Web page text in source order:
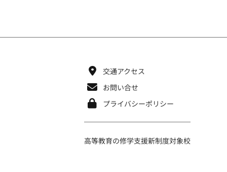
交通アクセス
お問い合せ
プライバシーポリシー
高等教育の修学支援新制度対象校